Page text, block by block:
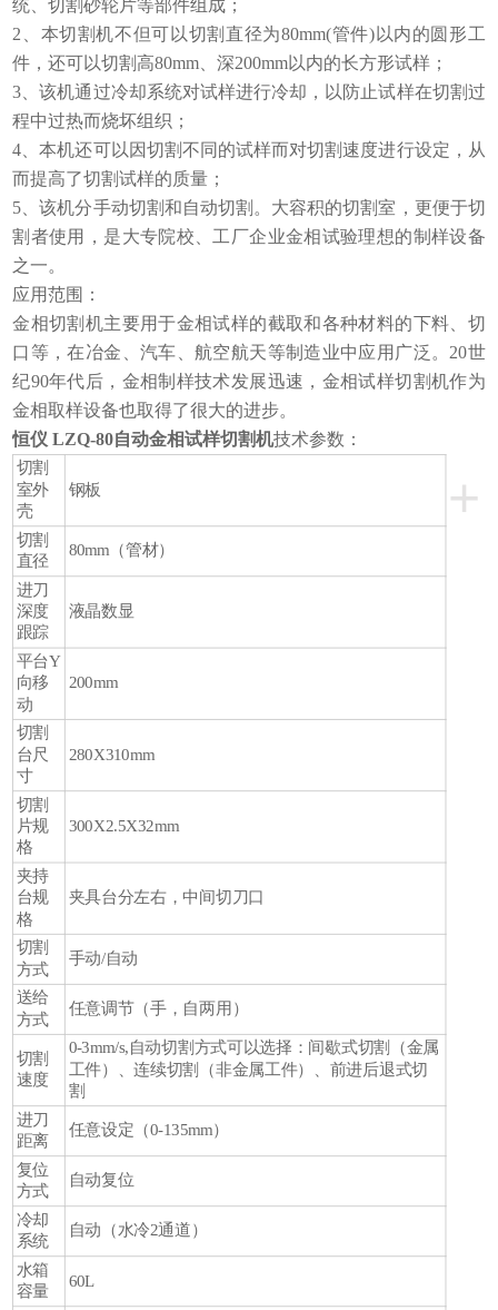
统、切割砂轮片等部件组成；
2、本切割机不但可以切割直径为80mm(管件)以内的圆形工
件，还可以切割高80mm、深200mm以内的长方形试样；
3、该机通过冷却系统对试样进行冷却，以防止试样在切割过
程中过热而烧坏组织；
4、本机还可以因切割不同的试样而对切割速度进行设定，从
而提高了切割试样的质量；
5、该机分手动切割和自动切割。大容积的切割室，更便于切
割者使用，是大专院校、工厂企业金相试验理想的制样设备
之一。
应用范围：
金相切割机主要用于金相试样的截取和各种材料的下料、切
口等，在冶金、汽车、航空航天等制造业中应用广泛。20世
纪90年代后，金相制样技术发展迅速，金相试样切割机作为
金相取样设备也取得了很大的进步。
恒仪 LZQ-80自动金相试样切割机技术参数：
+
切割
室外
壳
钢板
切割
直径
80mm（管材）
进刀
深度
跟踪
液晶数显
平台Y
向移
动
200mm
切割
台尺
寸
280X310mm
切割
片规
格
300X2.5X32mm
夹持
台规
格
夹具台分左右，中间切刀口
切割
方式
手动/自动
送给
方式
任意调节（手，自两用）
切割
速度
0-3mm/s,自动切割方式可以选择：间歇式切割（金属
工件）、连续切割（非金属工件）、前进后退式切
割
进刀
距离
任意设定（0-135mm）
复位
方式
自动复位
冷却
系统
自动（水冷2通道）
水箱
容量
60L